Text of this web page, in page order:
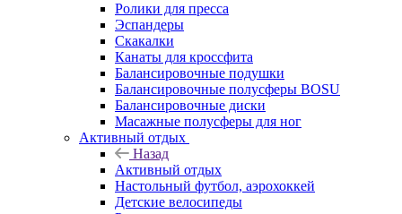
Ролики для пресса
Эспандеры
Скакалки
Канаты для кроссфита
Балансировочные подушки
Балансировочные полусферы BOSU
Балансировочные диски
Масажные полусферы для ног
Активный отдых
Назад
Активный отдых
Настольный футбол, аэрохоккей
Детские велосипеды